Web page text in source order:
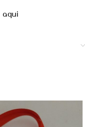
aqui